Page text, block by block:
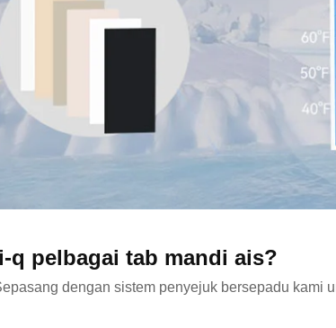
q pelbagai tab mandi ais?
dengan sistem penyejuk bersepadu kami